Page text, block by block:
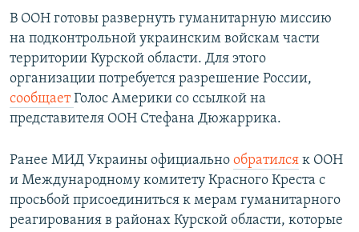
Все сайты РСЕ/РС
В ООН готовы развернуть гуманитарную миссию
на подконтрольной украинским войскам части
территории Курской области. Для этого
организации потребуется разрешение России,
сообщаетГолос Америки со ссылкой на
представителя ООН Стефана Дюжаррика.
Ранее МИД Украины официально обратился к ООН
и Международному комитету Красного Креста с
просьбой присоединиться к мерам гуманитарного
реагирования в районах Курской области, которые